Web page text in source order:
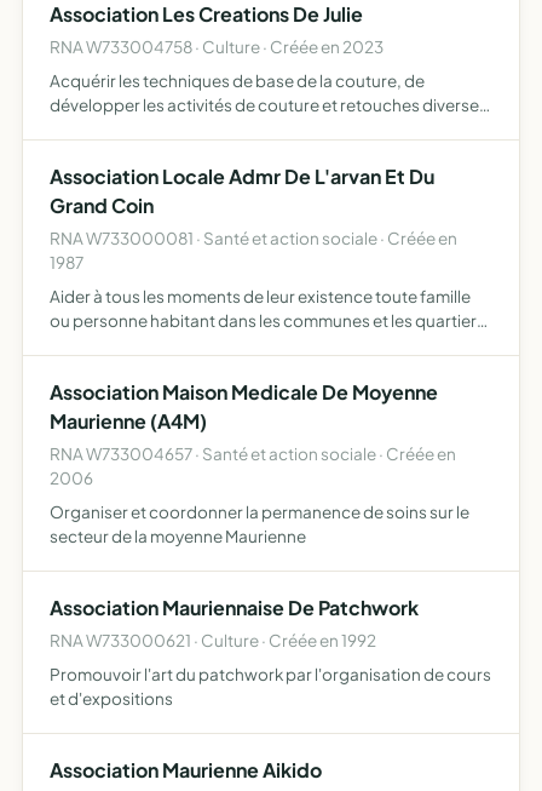
Association Les Creations De Julie
RNA W733004758 · Culture · Créée en 2023
Acquérir les techniques de base de la couture, de
développer les activités de couture et retouches diverses
matérie…
Association Locale Admr De L'arvan Et Du
Grand Coin
RNA W733000081 · Santé et action sociale · Créée en
1987
Aider à tous les moments de leur existence toute famille
ou personne habitant dans les communes et les quartiers
Association Maison Medicale De Moyenne
Maurienne (A4M)
RNA W733004657 · Santé et action sociale · Créée en
2006
Organiser et coordonner la permanence de soins sur le
secteur de la moyenne Maurienne
Association Mauriennaise De Patchwork
RNA W733000621 · Culture · Créée en 1992
Promouvoir l'art du patchwork par l'organisation de cours
et d'expositions
Association Maurienne Aikido